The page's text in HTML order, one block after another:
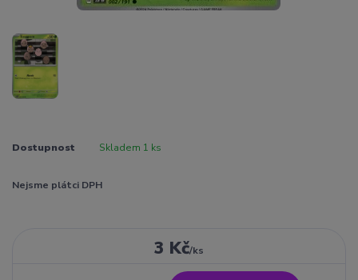
Dostupnost Skladem 1 ks
Nejsme plátci DPH
3 Kč/ks